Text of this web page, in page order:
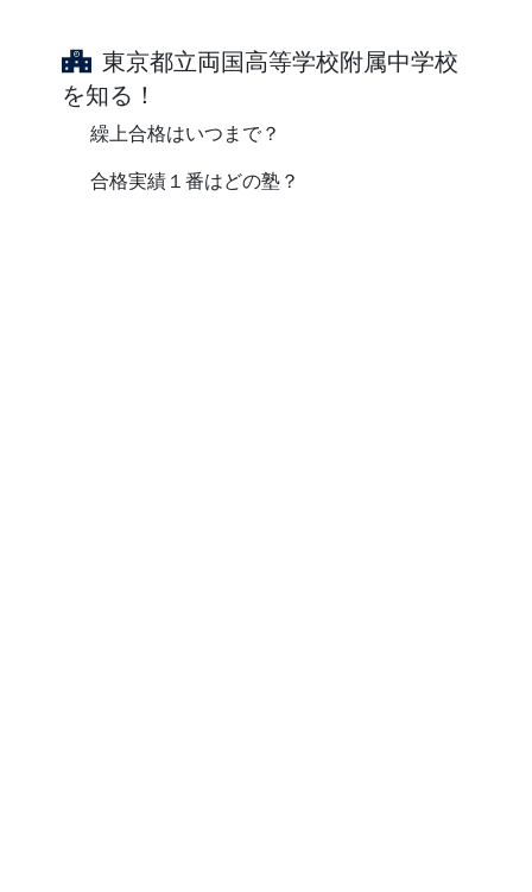
東京都立両国高等学校附属中学校
を知る！
繰上合格はいつまで？
合格実績１番はどの塾？